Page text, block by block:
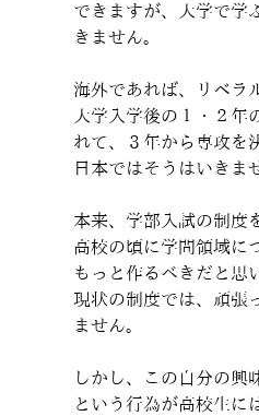
できますが、大学で学
きません。
海外であれば、リベラ
大学入学後の１・２年
れて、３年から専攻を
日本ではそうはいきま
本来、学部入試の制度
高校の頃に学問領域に
もっと作るべきだと思
現状の制度では、頑張
ません。
しかし、この自分の興
という行為が高校生に